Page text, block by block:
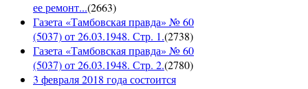
ее ремонт...(2663)
Газета «Тамбовская правда» № 60
(5037) от 26.03.1948. Стр. 1.(2738)
Газета «Тамбовская правда» № 60
(5037) от 26.03.1948. Стр. 2.(2780)
3 февраля 2018 года состоится